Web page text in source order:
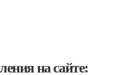
на сайте: